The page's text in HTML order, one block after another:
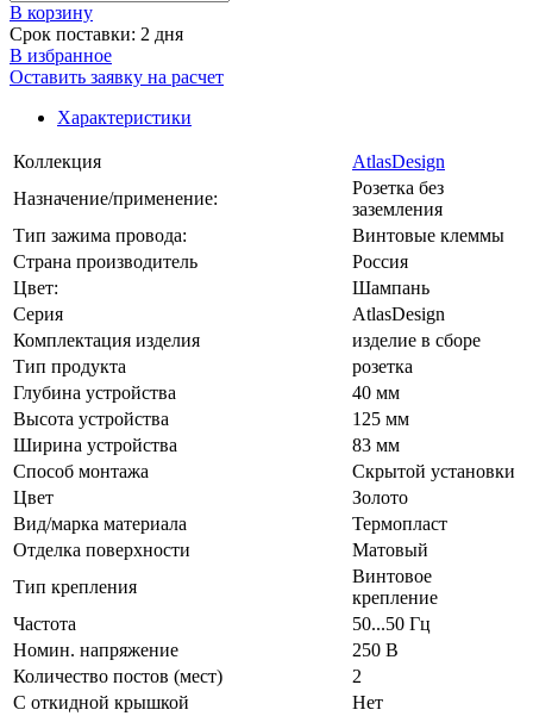
В корзинy
Срок поставки: 2 дня
В избранное
Оставить заявку на расчет
Характеристики
Коллекция
AtlasDesign
Назначение/применение:
Розетка без
заземления
Тип зажима провода:
Винтовые клеммы
Страна производитель
Россия
Цвет:
Шампань
Серия
AtlasDesign
Комплектация изделия
изделие в сборе
Тип продукта
розетка
Глубина устройства
40 мм
Высота устройства
125 мм
Ширина устройства
83 мм
Способ монтажа
Скрытой установки
Цвет
Золото
Вид/марка материала
Термопласт
Отделка поверхности
Матовый
Тип крепления
Винтовое
крепление
Частота
50...50 Гц
Номин. напряжение
250 В
Количество постов (мест)
2
С откидной крышкой
Нет